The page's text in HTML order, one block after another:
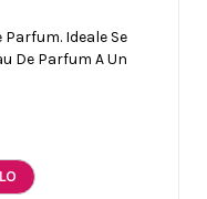
Ideale Se
De Parfum A Un